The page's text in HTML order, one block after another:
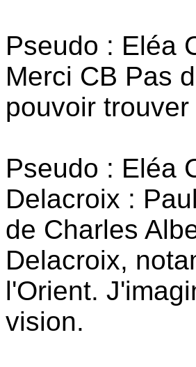
Pseudo : Eléa
Merci CB Pas
pouvoir
Pseudo : Eléa
Delacroix :
de Charles
Delacroix,
l'Orient.
vision.